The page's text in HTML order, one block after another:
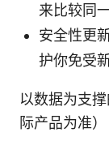
来比较同
安全性更
护你免受
以数据为支
际产品为准）